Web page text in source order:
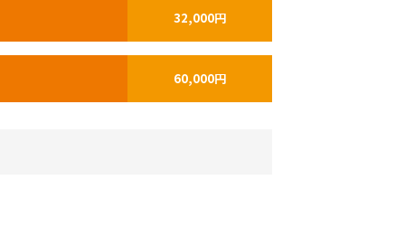
32,000円
60,000円